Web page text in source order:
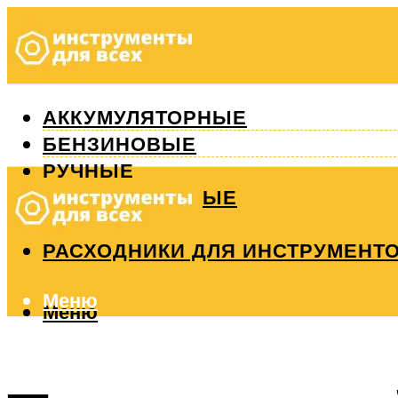
АККУМУЛЯТОРНЫЕ
БЕНЗИНОВЫЕ
РУЧНЫЕ
ИЗМЕРИТЕЛЬНЫЕ
РЕМОНТ
РАСХОДНИКИ ДЛЯ
Меню
Меню